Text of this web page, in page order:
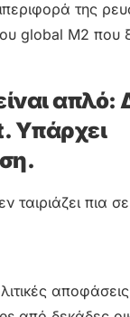
της
global M2 που
απλό:
Υπάρχει
ταιριάζει πια